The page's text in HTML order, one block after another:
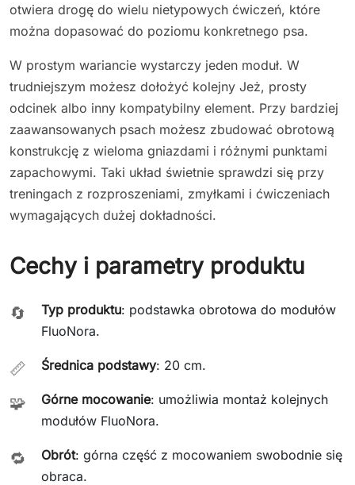
otwiera drogę do wielu nietypowych ćwiczeń, które
można dopasować do poziomu konkretnego psa.
W prostym wariancie wystarczy jeden moduł. W
trudniejszym możesz dołożyć kolejny Jeż, prosty
odcinek albo inny kompatybilny element. Przy bardziej
zaawansowanych psach możesz zbudować obrotową
konstrukcję z wieloma gniazdami i różnymi punktami
zapachowymi. Taki układ świetnie sprawdzi się przy
treningach z rozproszeniami, zmyłkami i ćwiczeniach
wymagających dużej dokładności.
Cechy i parametry produktu
🔄 Typ produktu: podstawka obrotowa do modułów
FluoNora.
📏 Średnica podstawy: 20 cm.
🧩 Górne mocowanie: umożliwia montaż kolejnych
modułów FluoNora.
🔁 Obrót: górna część z mocowaniem swobodnie się
obraca.